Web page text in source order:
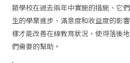
類學校在過去兩年中實施的措施、它
生的學業進步、滿意度和收益度的影
樣才能改善在線教育狀況，使得落後
們需要的幫助。